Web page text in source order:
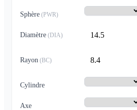
Sphère (PWR)
Diamètre (DIA) 14.5
Rayon (BC) 8.4
Cylindre
Axe